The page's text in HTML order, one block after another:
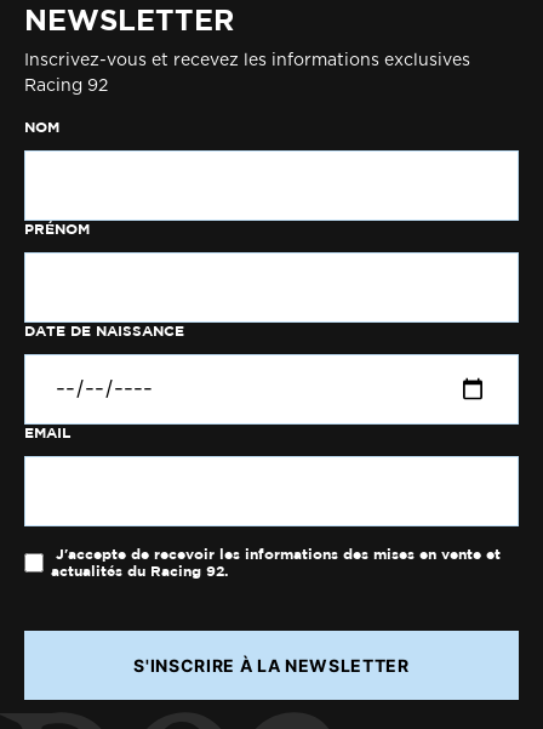
NEWSLETTER
Inscrivez-vous et recevez les informations exclusives
Racing 92
NOM
PRÉNOM
DATE DE NAISSANCE
EMAIL
J'accepte de recevoir les informations des mises en vente et
actualités du Racing 92.
S'INSCRIRE À LA NEWSLETTER